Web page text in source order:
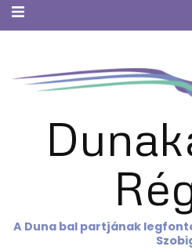
A Duna bal partjának